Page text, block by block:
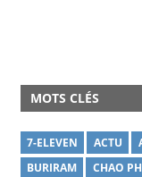
MOTS CLÉS
7-ELEVEN ACTU
BURIRAM
CHAO